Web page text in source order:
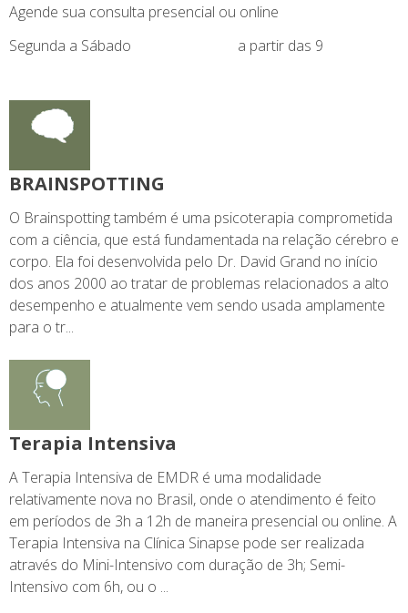
Agende sua consulta presencial ou online
Segunda a Sábado
a partir das 9
BRAINSPOTTING
O Brainspotting também é uma psicoterapia comprometida
com a ciência, que está fundamentada na relação cérebro e
corpo. Ela foi desenvolvida pelo Dr. David Grand no início
dos anos 2000 ao tratar de problemas relacionados a alto
desempenho e atualmente vem sendo usada amplamente
para o tr...
Terapia Intensiva
A Terapia Intensiva de EMDR é uma modalidade
relativamente nova no Brasil, onde o atendimento é feito
em períodos de 3h a 12h de maneira presencial ou online. A
Terapia Intensiva na Clínica Sinapse pode ser realizada
através do Mini-Intensivo com duração de 3h; Semi-
Intensivo com 6h, ou o ...